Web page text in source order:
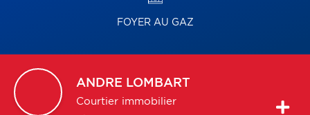
FOYER AU GAZ
ANDRE LOMBART
Courtier immobilier